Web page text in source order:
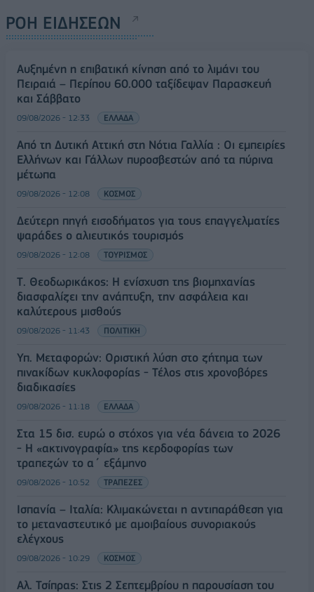
ΡΟΗ ΕΙΔΗΣΕΩΝ
Αυξημένη η επιβατική κίνηση από το λιμάνι του
Πειραιά – Περίπου 60.000 ταξίδεψαν Παρασκευή
και Σάββατο
09/08/2026 - 12:33 ΕΛΛΑΔΑ
Από τη Δυτική Αττική στη Νότια Γαλλία : Οι εμπειρίες
Ελλήνων και Γάλλων πυροσβεστών από τα πύρινα
μέτωπα
09/08/2026 - 12:08 ΚΟΣΜΟΣ
Δεύτερη πηγή εισοδήματος για τους επαγγελματίες
ψαράδες ο αλιευτικός τουρισμός
09/08/2026 - 12:08 ΤΟΥΡΙΣΜΟΣ
Τ. Θεοδωρικάκος: Η ενίσχυση της βιομηχανίας
διασφαλίζει την ανάπτυξη, την ασφάλεια και
καλύτερους μισθούς
09/08/2026 - 11:43 ΠΟΛΙΤΙΚΗ
Υπ. Μεταφορών: Οριστική λύση στο ζήτημα των
πινακίδων κυκλοφορίας - Τέλος στις χρονοβόρες
διαδικασίες
09/08/2026 - 11:18 ΕΛΛΑΔΑ
Στα 15 δισ. ευρώ ο στόχος για νέα δάνεια το 2026
- Η «ακτινογραφία» της κερδοφορίας των
τραπεζών το α΄ εξάμηνο
09/08/2026 - 10:52 ΤΡΑΠΕΖΕΣ
Ισπανία – Ιταλία: Κλιμακώνεται η αντιπαράθεση για
το μεταναστευτικό με αμοιβαίους συνοριακούς
ελέγχους
09/08/2026 - 10:29 ΚΟΣΜΟΣ
Αλ. Τσίπρας: Στις 2 Σεπτεμβρίου η παρουσίαση του